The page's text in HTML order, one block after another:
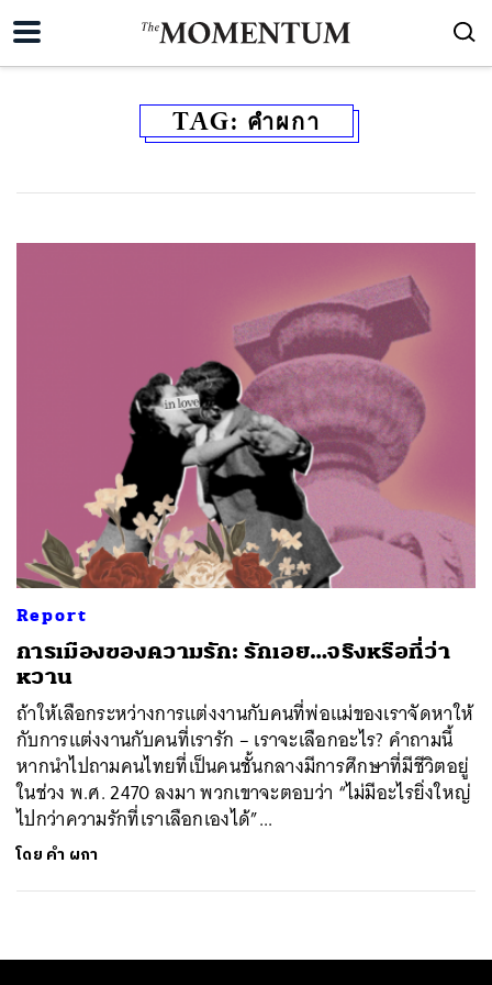
TAG: คำผกา
Report
การเมืองของความรัก: รักเอย…จริงหรือที่ว่า
หวาน
ถ้าให้เลือกระหว่างการแต่งงานกับคนที่พ่อแม่ของเราจัดหาให้
กับการแต่งงานกับคนที่เรารัก – เราจะเลือกอะไร? คำถามนี้
หากนำไปถามคนไทยที่เป็นคนชั้นกลางมีการศึกษาที่มีชีวิตอยู่
ในช่วง พ.ศ. 2470 ลงมา พวกเขาจะตอบว่า “ไม่มีอะไรยิ่งใหญ่
ไปกว่าความรักที่เราเลือกเองได้”...
โดย คำ ผกา
ค้นหา
SHARE TWEET LINE EMAIL